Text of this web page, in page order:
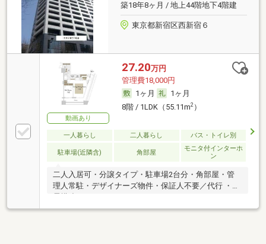
築18年8ヶ月 / 地上44階地下4階建
東京都新宿区西新宿６
動画あり
27.20万円
管理費18,000円
1ヶ月
1ヶ月
8階 / 1LDK（55.11m2）
一人暮らし 二人暮らし バス・トイレ別
駐車場(近隣含) 角部屋
モニタ付インターホ
ン
二人入居可・分譲タイプ・駐車場2台分・角部屋・管
理人常駐・デザイナーズ物件・保証人不要／代行 ・免